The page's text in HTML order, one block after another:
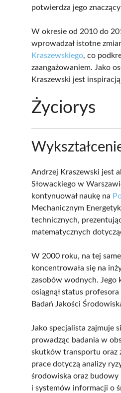
potwierdza jego
W okresie od 2010 do
wprowadzał istotne
Kraszewskiego, co
zaangażowaniem. Jako
Kraszewski jest
Życiorys
Andrzej Kraszewski jest
Słowackiego w
kontynuował naukę na
Mechanicznym
technicznych,
matematycznych
W 2000 roku, na tej
koncentrowała się na
zasobów wodnych. Jego
osiągnął status
Badań Jakości
Jako specjalista zajmuje
prowadząc badania w
skutków transportu oraz
prace dotyczą analizy
środowiska oraz
i systemów informacji o